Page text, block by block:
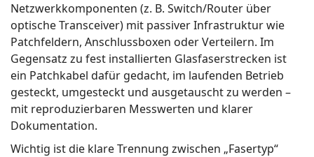
Netzwerkkomponenten (z. B. Switch/Router über
optische Transceiver) mit passiver Infrastruktur wie
Patchfeldern, Anschlussboxen oder Verteilern. Im
Gegensatz zu fest installierten Glasfaserstrecken ist
ein Patchkabel dafür gedacht, im laufenden Betrieb
gesteckt, umgesteckt und ausgetauscht zu werden –
mit reproduzierbaren Messwerten und klarer
Dokumentation.
Wichtig ist die klare Trennung zwischen „Fasertyp“